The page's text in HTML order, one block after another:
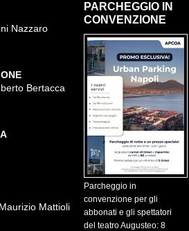
Nazzaro
Bertacca
Mattioli
PARCHEGGIO IN
CONVENZIONE
Parcheggio in
convenzione per gli
abbonati e gli spettatori
del teatro Augusteo: 8